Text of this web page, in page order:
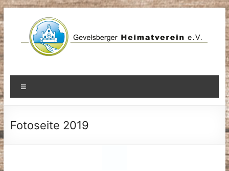
Zum
Inhalt
springen
Fotoseite 2019